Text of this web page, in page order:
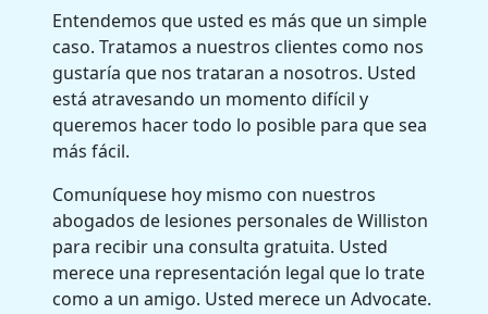
Entendemos que usted es más que un simple
caso. Tratamos a nuestros clientes como nos
gustaría que nos trataran a nosotros. Usted
está atravesando un momento difícil y
queremos hacer todo lo posible para que sea
más fácil.
Comuníquese hoy mismo con nuestros
abogados de lesiones personales de Williston
para recibir una consulta gratuita. Usted
merece una representación legal que lo trate
como a un amigo. Usted merece un Advocate.